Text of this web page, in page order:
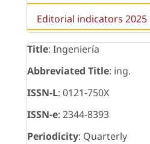
Editorial indicators 2025
Title: Ingeniería
Abbreviated Title: ing.
ISSN-L: 0121-750X
ISSN-e: 2344-8393
Periodicity: Quarterly